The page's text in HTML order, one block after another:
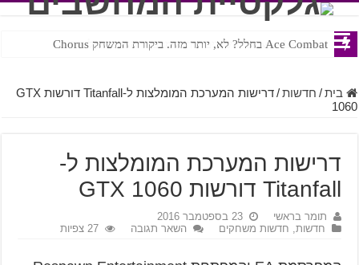
Ace Combat בחלל? לא, יותר מזה. ביקורת המשחק Chorus
Steven Universe והשירים שתורגמו בצורה נוראית לעברית
בית / חדשות /
דרישות המערכת המומלצות ל-Titanfall דורשות GTX
1060
דרישות המערכת המומלצות ל-
Titanfall דורשות GTX 1060
תומר בראשי
23 בספטמבר 2016
חדשות, חדשות משחקים השאר תגובה 27 צפיות